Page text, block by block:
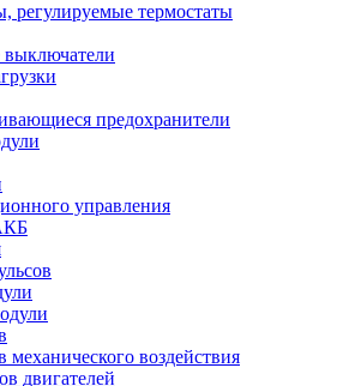
регулируемые термостаты
выключатели
предохранители
управления
воздействия
двигателей